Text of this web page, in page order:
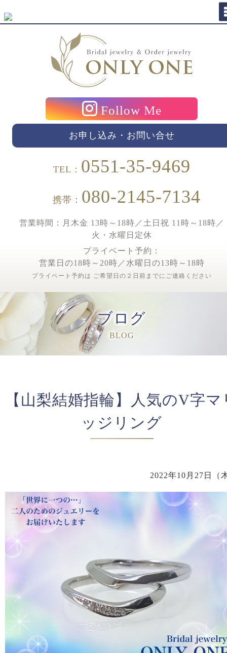
Follow Me
お申し込み・お問い合せ
TEL： 0551-35-9469
携帯： 080-2145-7134
営業時間：月木金 13時～18時／土日祝 11時～18時／
火・水曜日定休
プライベート予約：
営業日の18時～20時／水曜日の13時～18時
プライベート予約は ご希望日の２日前までにご連絡ください
ブログ
BLOG
【山梨結婚指輪】人気のV字マ
ッジリング
2022年10月27日（